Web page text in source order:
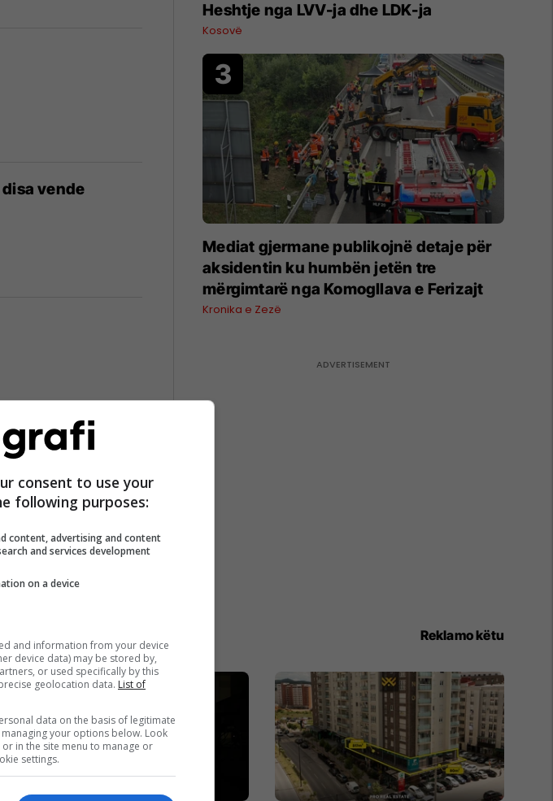
vende
Heshtje nga LVV-ja dhe LDK-ja
Kosovë
Mediat gjermane publikojnë detaje për
aksidentin ku humbën jetën tre
mërgimtarë nga Komogllava e Ferizajt
Kronika e Zezë
Reklamo këtu
consent to use your
following purposes:
content, advertising and content
and services development
on a device
and information from your device
device data) may be stored by,
or used specifically by this
geolocation data. List of
data on the basis of legitimate
your options below. Look
in the site menu to manage or
settings.